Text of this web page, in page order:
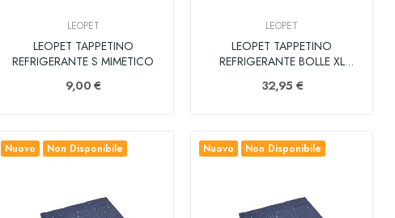
LEOPET
LEOPET TAPPETINO
REFRIGERANTE S MIMETICO
9,00 €
LEOPET
LEOPET TAPPETINO
REFRIGERANTE BOLLE XL
32,95 €
Nuovo Non Disponibile Nuovo Non Disponibile